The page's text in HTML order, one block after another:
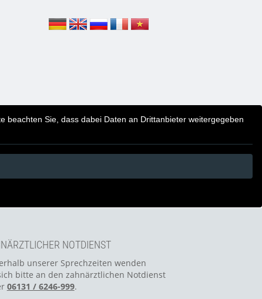
beachten Sie, dass dabei Daten an Drittanbieter weitergegeben
NOTDIENST
unserer Sprechzeiten wenden
bitte an den zahnärztlichen Notdienst
06131 / 6246-999.